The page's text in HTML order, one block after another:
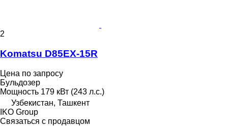
2
Komatsu D85EX-15R
Цена по запросу
Бульдозер
Мощность 179 кВт (243 л.с.)
Узбекистан, Ташкент
IKO Group
Связаться с продавцом